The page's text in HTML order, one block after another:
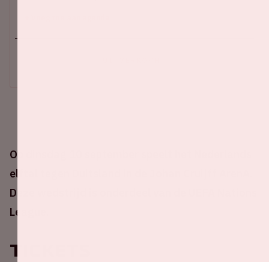
Op dinsdag 10 september speelt het Nederlands
elftal tegen Duitsland in de Johan Cruijff ArenA.
Deze wedstrijd is onderdeel van de UEFA Nations
League.
Tickets